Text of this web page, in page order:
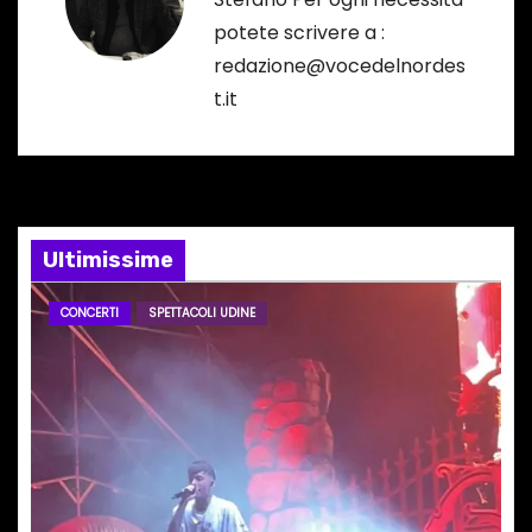
n
e
a
r
i
c
o
potete scrivere a :
redazione@vocedelnordes
t.it
Ultimissime
CONCERTI SPETTACOLI UDINE